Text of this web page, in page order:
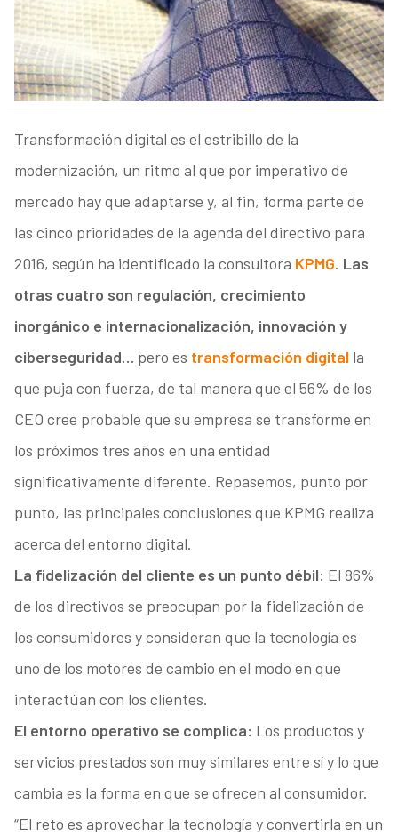
Transformación digital es el estribillo de la
modernización, un ritmo al que por imperativo de
mercado hay que adaptarse y, al fin, forma parte de
las cinco prioridades de la agenda del directivo para
2016, según ha identificado la consultora KPMG. Las
otras cuatro son regulación, crecimiento
inorgánico e internacionalización, innovación y
ciberseguridad… pero es transformación digitalla
que puja con fuerza, de tal manera que el 56% de los
CEO cree probable que su empresa se transforme en
los próximos tres años en una entidad
significativamente diferente. Repasemos, punto por
punto, las principales conclusiones que KPMG realiza
acerca del entorno digital.
La fidelización del cliente es un punto débil: El 86%
de los directivos se preocupan por la fidelización de
los consumidores y consideran que la tecnología es
uno de los motores de cambio en el modo en que
interactúan con los clientes.
El entorno operativo se complica: Los productos y
servicios prestados son muy similares entre sí y lo que
cambia es la forma en que se ofrecen al consumidor.
“El reto es aprovechar la tecnología y convertirla en un